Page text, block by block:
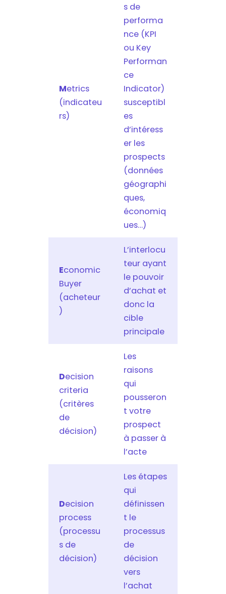
Metrics
(indicateu
rs)
s de
performa
nce (KPI
ou Key
Performan
ce
Indicator)
susceptibl
es
d’intéress
er les
prospects
(données
géographi
ques,
économiq
ues…)
Economic
Buyer
(acheteur
)
L’interlocu
teur ayant
le pouvoir
d’achat et
donc la
cible
principale
Decision
criteria
(critères
de
décision)
Les
raisons
qui
pousseron
t votre
prospect
à passer à
l’acte
Decision
process
(processu
s de
décision)
Les étapes
qui
définissen
t le
processus
de
décision
vers
l’achat